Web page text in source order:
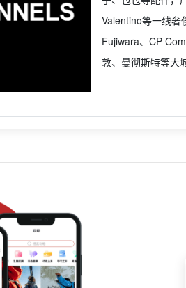
Valentino等一线奢
Fujiwara、CP
敦、曼彻斯特等大